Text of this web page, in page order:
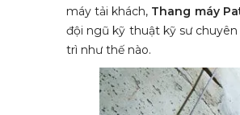
máy tải khách, Thang máy
đội ngũ kỹ thuật kỹ sư
trì như thế nào.